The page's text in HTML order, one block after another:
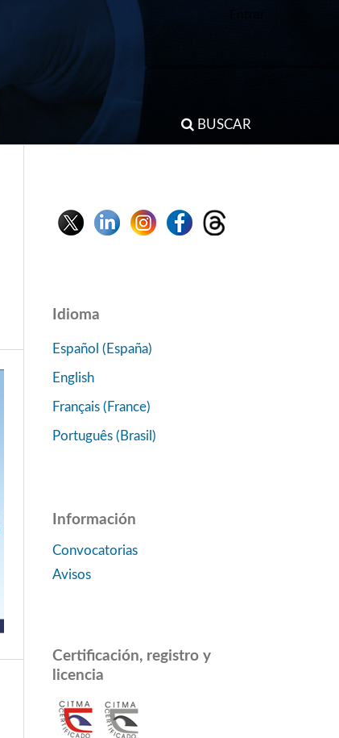
BUSCAR
Idioma
Español (España)
English
Français (France)
Português (Brasil)
Información
Convocatorias
Avisos
Certificación, registro y
licencia